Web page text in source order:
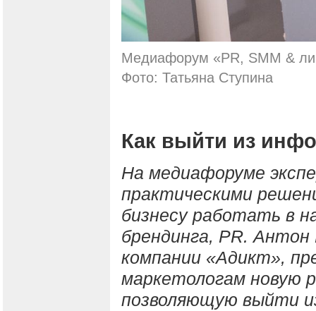
Медиафорум «PR, SMM &
Фото: Татьяна Ступина
Как выйти из
На медиафоруме
практическими
бизнесу работать в
брендинга, PR. Антон
компании «Адикт»,
маркетологам новую
позволяющую выйти